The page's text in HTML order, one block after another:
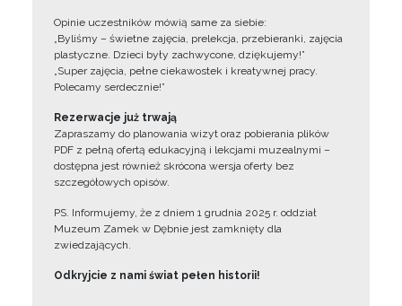
Opinie uczestników mówią same za siebie:
„Byliśmy – świetne zajęcia, prelekcja, przebieranki, zajęcia
plastyczne. Dzieci były zachwycone, dziękujemy!”
„Super zajęcia, pełne ciekawostek i kreatywnej pracy.
Polecamy serdecznie!”
Rezerwacje już trwają
Zapraszamy do planowania wizyt oraz pobierania plików
PDF z pełną ofertą edukacyjną i lekcjami muzealnymi –
dostępna jest również skrócona wersja oferty bez
szczegółowych opisów.
PS. Informujemy, że z dniem 1 grudnia 2025 r. oddział
Muzeum Zamek w Dębnie jest zamknięty dla
zwiedzających.
Odkryjcie z nami świat pełen historii!